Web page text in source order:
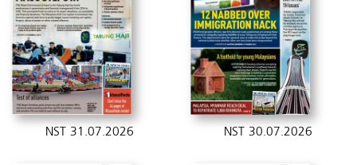
NST 31.07.2026 NST 30.07.2026